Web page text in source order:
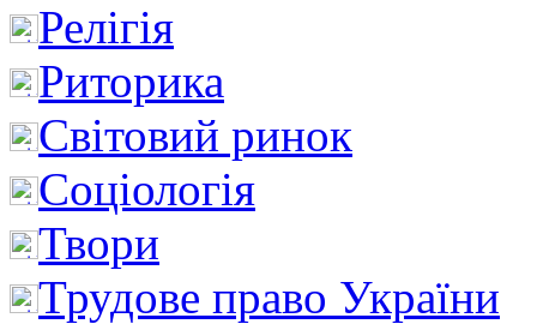
Релігія
Риторика
Світовий ринок
Соціологія
Твори
Трудове право України